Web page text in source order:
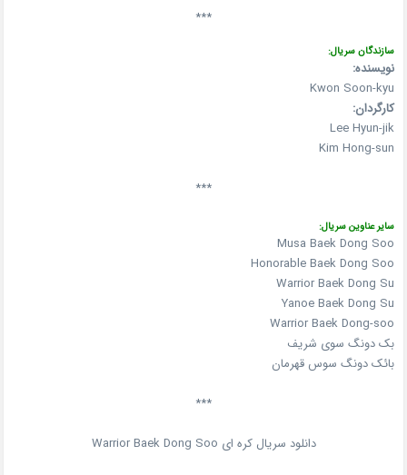
***
سازندگان سریال:
نویسنده:
Kwon Soon-kyu
کارگردان:
Lee Hyun-jik
Kim Hong-sun
***
سایر عناوین سریال:
Musa Baek Dong Soo
Honorable Baek Dong Soo
Warrior Baek Dong Su
Yanoe Baek Dong Su
Warrior Baek Dong-soo
بک دونگ سوی شریف
بائک دونگ سوس قهرمان
***
دانلود سریال کره ای Warrior Baek Dong Soo